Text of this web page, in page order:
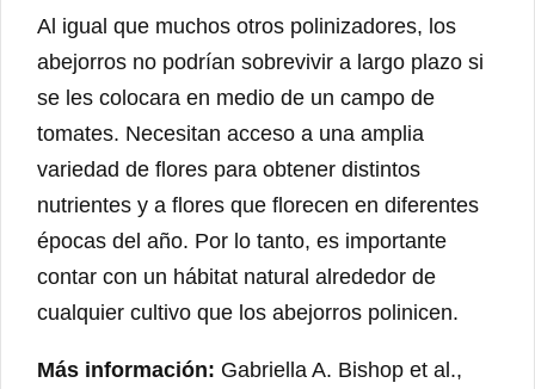
Al igual que muchos otros polinizadores, los
abejorros no podrían sobrevivir a largo plazo si
se les colocara en medio de un campo de
tomates. Necesitan acceso a una amplia
variedad de flores para obtener distintos
nutrientes y a flores que florecen en diferentes
épocas del año. Por lo tanto, es importante
contar con un hábitat natural alrededor de
cualquier cultivo que los abejorros polinicen.
Más información: Gabriella A. Bishop et al.,